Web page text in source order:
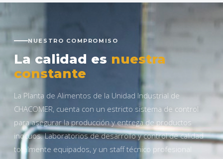
NUESTRO COMPROMISO
La calidad es nuestra
constante
La Planta de Alimentos de la Unidad Industrial de
CHACOMER, cuenta con un estricto sistema de control
para asegurar la producción y entrega de productos
inocuos. Laboratorios de desarrollo y control de calidad
totalmente equipados, y un staff técnico profesional